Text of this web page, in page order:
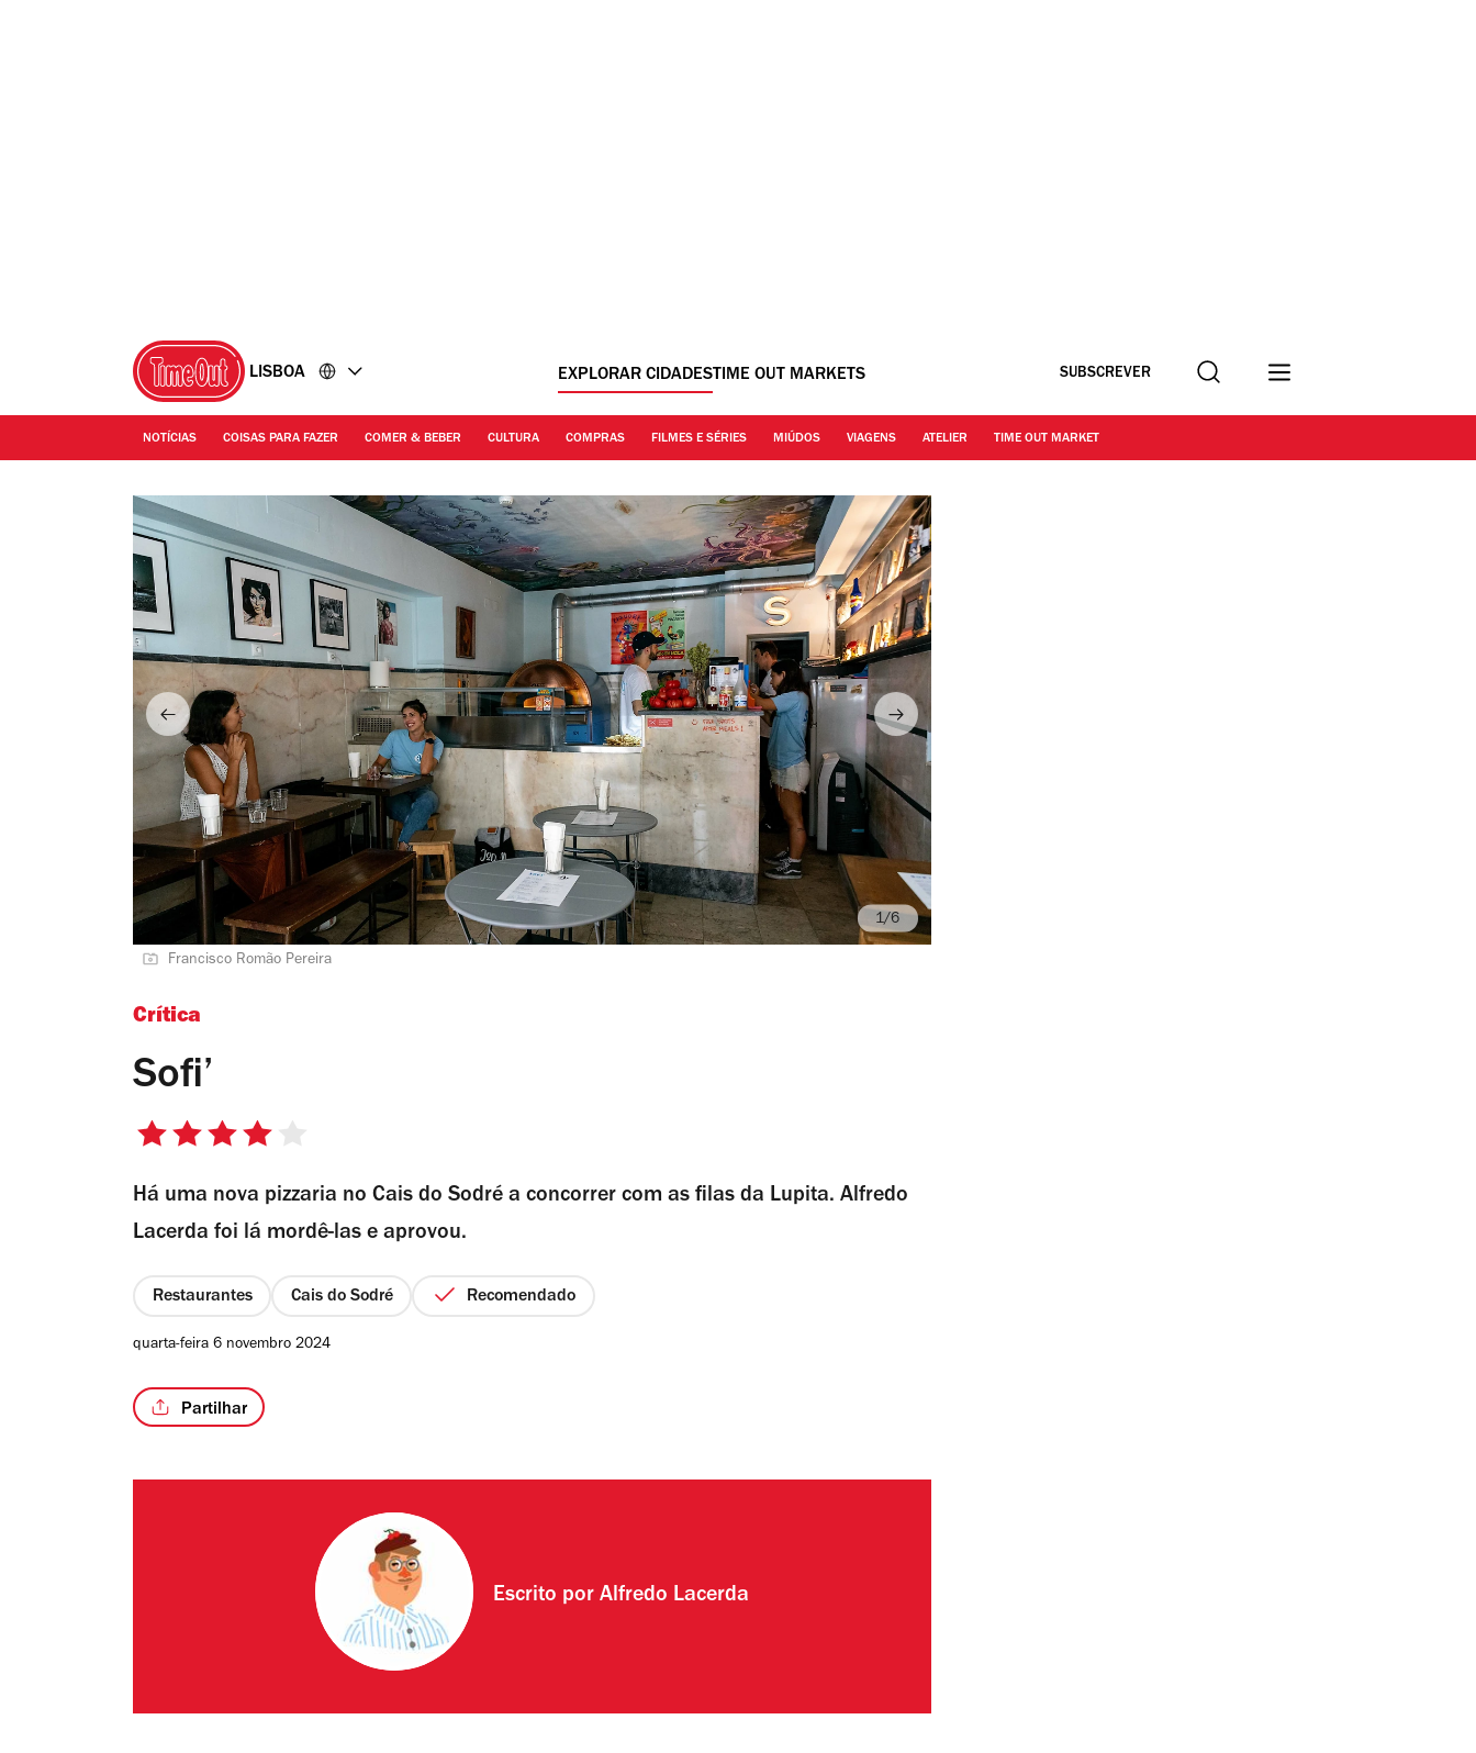
LISBOA EXPLORAR CIDADESTIME OUT MARKETS SUBSCREVER Procurar
NOTÍCIAS COISAS PARA FAZER COMER & BEBER CULTURA COMPRAS FILMES E SÉRIES MIÚDOS VIAGENS ATELIER TIME OUT MARKET
Francisco Romão Pereira
/6
Crítica
Sofi’
4/5
Há uma nova pizzaria no Cais do Sodré a concorrer com as filas da Lupita. Alfredo
Lacerda foi lá mordê-las e aprovou.
Restaurantes Cais do Sodré Recomendado
quarta-feira 6 novembro 2024
Partilhar
Escrito por Alfredo Lacerda